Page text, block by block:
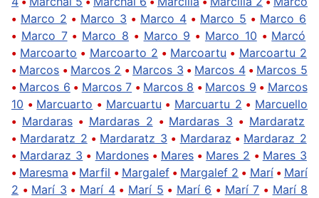
• Marco 2 • Marco 3 • Marco 4 • Marco 5 • Marco 6
• Marco 7• Marco 8 • Marco 9 • Marco 10 • Marcó
• Marcoarto • Marcoarto 2 • Marcoartu • Marcoartu 2
• Marcos • Marcos 2 • Marcos 3 • Marcos 4• Marcos 5
• Marcos 6 • Marcos 7 • Marcos 8 • Marcos 9 • Marcos
10 • Marcuarto • Marcuartu • Marcuartu 2 • Marcuello
• Mardaras• Mardaras 2 • Mardaras 3 • Mardaratz
• Mardaratz 2 • Mardaratz 3 • Mardaraz • Mardaraz 2
• Mardaraz 3 • Mardones• Mares• Mares 2 • Mares 3
• Maresma • Marfil • Margalef• Margalef 2 • Marí• Marí
2 • Marí 3 • Marí 4• Marí 5 • Marí 6 • Marí 7 • Marí 8